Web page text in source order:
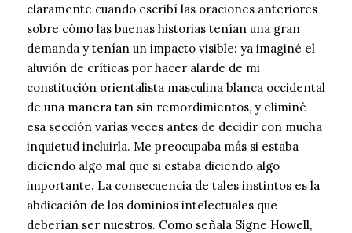
claramente cuando escribí las oraciones anteriores
sobre cómo las buenas historias tenían una gran
demanda y tenían un impacto visible: ya imaginé el
aluvión de críticas por hacer alarde de mi
constitución orientalista masculina blanca occidental
de una manera tan sin remordimientos, y eliminé
esa sección varias veces antes de decidir con mucha
inquietud incluirla. Me preocupaba más si estaba
diciendo algo mal que si estaba diciendo algo
importante. La consecuencia de tales instintos es la
abdicación de los dominios intelectuales que
deberían ser nuestros. Como señala Signe Howell,